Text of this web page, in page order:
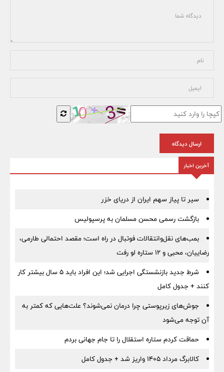
ارسال دیدگاه
آخرین اخبار
سیر تا پیاز سهم ایران از دریای خزر
بازگشت رسمی محسن مسلمان به پرسپولیس
بمب‌های نقل‌وانتقالات فوتبال در راه است؛ مقصد احتمالی طارمی،
رضاییان، محبی و ۱۲ ستاره لو رفت
شرط جدید بازنشستگی اجرایی شد؛ این افراد باید ۵ سال بیشتر کار
کنند + جدول کامل
جوش‌های زیرپوستی چرا درمان نمی‌شوند؟ علت‌هایی که کمتر به
آن توجه می‌شود
حماقت کردم ستاره استقلال را تا جام جهانی بردم
کالابرگ مرداد ۱۴۰۵ واریز شد + جدول کامل